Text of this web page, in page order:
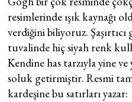
resimlerinde ışık kaynağı
verdiğini biliyoruz.
tuvalinde hiç siyah renk
Kendine has tarzıyla yine
soluk getirmiştir. Resmi
kardeşine bu satırları yazar: